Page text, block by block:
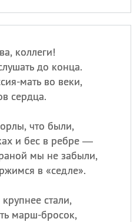
коллеги!
до конца.
мать во веки,
сердца.
что были,
и бес в ребре —
мы не забыли,
в «седле».
стали,
марш-бросок,